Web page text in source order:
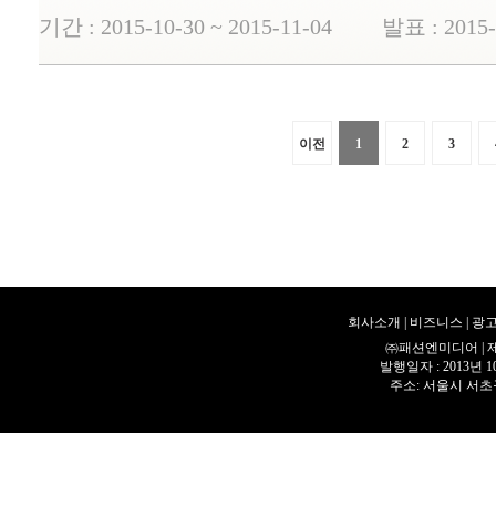
기간 : 2015-10-30 ~ 2015-11-04 발표 : 2015-
이전 1 2 3
회사소개 | 비즈니스 | 광
㈜패션엔미디어 |
발행일자 : 2013년
주소: 서울시 서초